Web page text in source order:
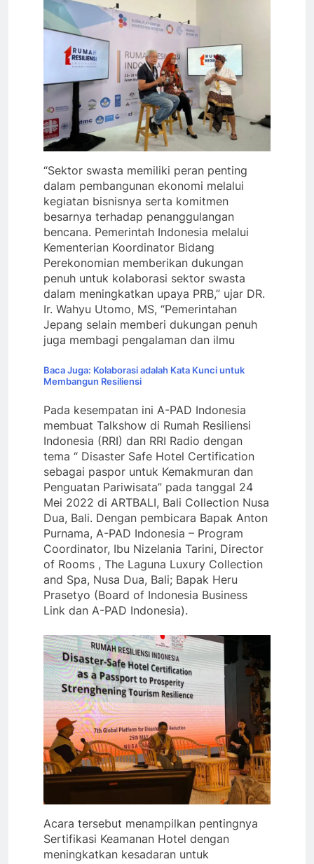
“Sektor swasta memiliki peran penting
dalam pembangunan ekonomi melalui
kegiatan bisnisnya serta komitmen
besarnya terhadap penanggulangan
bencana. Pemerintah Indonesia melalui
Kementerian Koordinator Bidang
Perekonomian memberikan dukungan
penuh untuk kolaborasi sektor swasta
dalam meningkatkan upaya PRB,” ujar DR.
Ir. Wahyu Utomo, MS, “Pemerintahan
Jepang selain memberi dukungan penuh
juga membagi pengalaman dan ilmu
Baca Juga: Kolaborasi adalah Kata Kunci untuk
Membangun Resiliensi
Pada kesempatan ini A-PAD Indonesia
membuat Talkshow di Rumah Resiliensi
Indonesia (RRI) dan RRI Radio dengan
tema “ Disaster Safe Hotel Certification
sebagai paspor untuk Kemakmuran dan
Penguatan Pariwisata” pada tanggal 24
Mei 2022 di ARTBALI, Bali Collection Nusa
Dua, Bali. Dengan pembicara Bapak Anton
Purnama, A-PAD Indonesia – Program
Coordinator, Ibu Nizelania Tarini, Director
of Rooms , The Laguna Luxury Collection
and Spa, Nusa Dua, Bali; Bapak Heru
Prasetyo (Board of Indonesia Business
Link dan A-PAD Indonesia).
Acara tersebut menampilkan pentingnya
Sertifikasi Keamanan Hotel dengan
meningkatkan kesadaran untuk